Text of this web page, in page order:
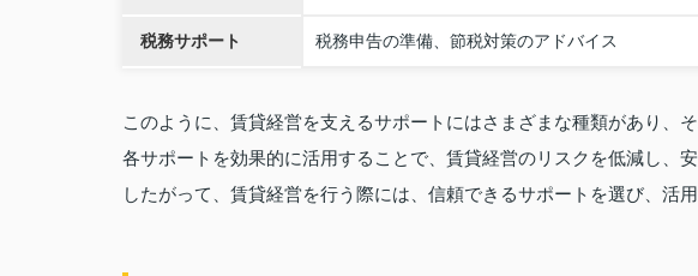
税務サポート 税務申告の準備、節税対策のアドバイス
このように、賃貸経営を支えるサポートにはさまざまな種類があり、
各サポートを効果的に活用することで、賃貸経営のリスクを低減し、
したがって、賃貸経営を行う際には、信頼できるサポートを選び、活